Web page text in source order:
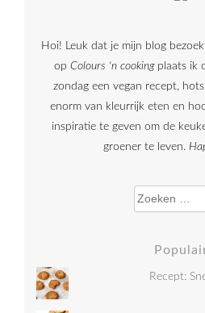
Hoi! Leuk dat je mijn blog
op Colours 'n cookingplaats ik
zondag een vegan recept,
enorm van kleurrijk eten en
inspiratie te geven om de
groener te leven.
Zoeken naar:
Recept: